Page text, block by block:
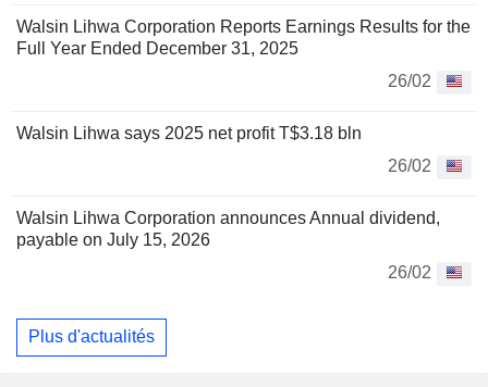
Walsin Lihwa Corporation Reports Earnings Results for the
Full Year Ended December 31, 2025
26/02
Walsin Lihwa says 2025 net profit T$3.18 bln
26/02
Walsin Lihwa Corporation announces Annual dividend,
payable on July 15, 2026
26/02
Plus d'actualités